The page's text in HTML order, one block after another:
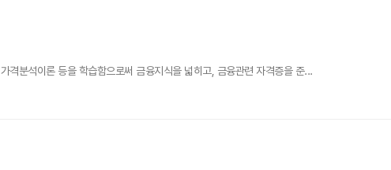
격분석이론 등을 학습함으로써 금융지식을 넓히고, 금융관련 자격증을 준...